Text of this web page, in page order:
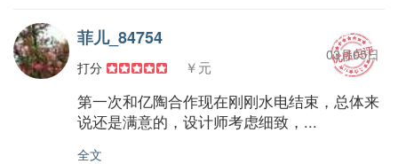
菲儿_84754
打分 ￥元
03月05日
第一次和亿陶合作现在刚刚水电结束，总体来
说还是满意的，设计师考虑细致，...
全文